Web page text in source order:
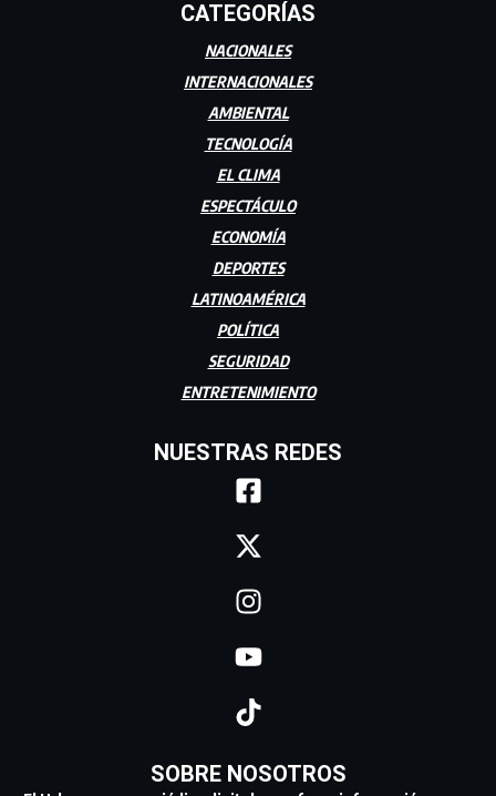
CATEGORÍAS
NACIONALES
INTERNACIONALES
AMBIENTAL
TECNOLOGÍA
EL CLIMA
ESPECTÁCULO
ECONOMÍA
DEPORTES
LATINOAMÉRICA
POLÍTICA
SEGURIDAD
ENTRETENIMIENTO
NUESTRAS REDES
SOBRE NOSOTROS